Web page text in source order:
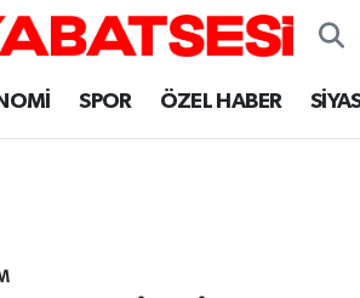
SPOR ÖZEL HABER
Eczaneler
Haritası